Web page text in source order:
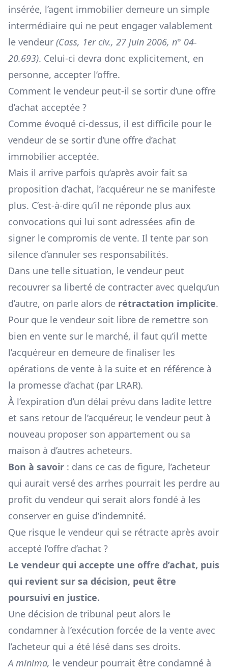
insérée, l’agent immobilier demeure un simple
intermédiaire qui ne peut engager valablement
le vendeur (Cass, 1er civ., 27 juin 2006, n° 04-
20.693). Celui-ci devra donc explicitement, en
personne, accepter l’offre.
Comment le vendeur peut-il se sortir d’une offre
d’achat acceptée ?
Comme évoqué ci-dessus, il est difficile pour le
vendeur de se sortir d’une offre d’achat
immobilier acceptée.
Mais il arrive parfois qu’après avoir fait sa
proposition d’achat, l’acquéreur ne se manifeste
plus. C’est-à-dire qu’il ne réponde plus aux
convocations qui lui sont adressées afin de
signer le compromis de vente. Il tente par son
silence d’annuler ses responsabilités.
Dans une telle situation, le vendeur peut
recouvrer sa liberté de contracter avec quelqu’un
d’autre, on parle alors de rétractation implicite.
Pour que le vendeur soit libre de remettre son
bien en vente sur le marché, il faut qu’il mette
l’acquéreur en demeure de finaliser les
opérations de vente à la suite et en référence à
la promesse d’achat (par LRAR).
À l’expiration d’un délai prévu dans ladite lettre
et sans retour de l’acquéreur, le vendeur peut à
nouveau proposer son appartement ou sa
maison à d’autres acheteurs.
Bon à savoir : dans ce cas de figure, l’acheteur
qui aurait versé des arrhes pourrait les perdre au
profit du vendeur qui serait alors fondé à les
conserver en guise d’indemnité.
Que risque le vendeur qui se rétracte après avoir
accepté l’offre d’achat ?
Le vendeur qui accepte une offre d’achat, puis
qui revient sur sa décision, peut être
poursuivi en justice.
Une décision de tribunal peut alors le
condamner à l’exécution forcée de la vente avec
l’acheteur qui a été lésé dans ses droits.
A minima, le vendeur pourrait être condamné à